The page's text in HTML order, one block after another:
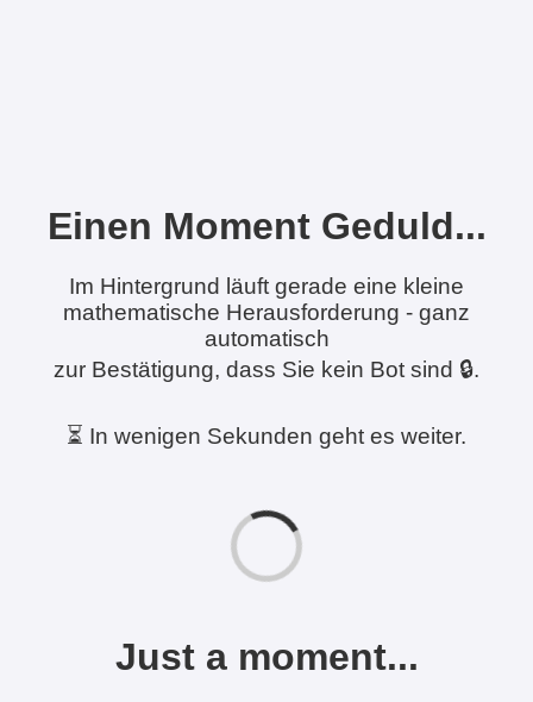
Einen Moment Geduld...
Im Hintergrund läuft gerade eine kleine
mathematische Herausforderung - ganz
automatisch
zur Bestätigung, dass Sie kein Bot sind 🔒.
⏳ In wenigen Sekunden geht es weiter.
Just a moment...